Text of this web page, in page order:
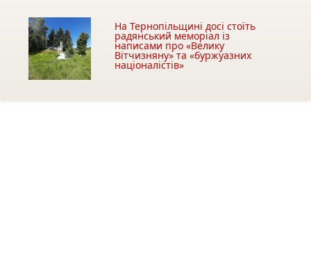
На Тернопільщині досі стоїть
радянський меморіал із
написами про «Велику
Вітчизняну» та «буржуазних
націоналістів»